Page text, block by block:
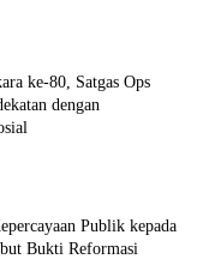
ke-80, Satgas Ops
dengan
Publik kepada
Bukti Reformasi